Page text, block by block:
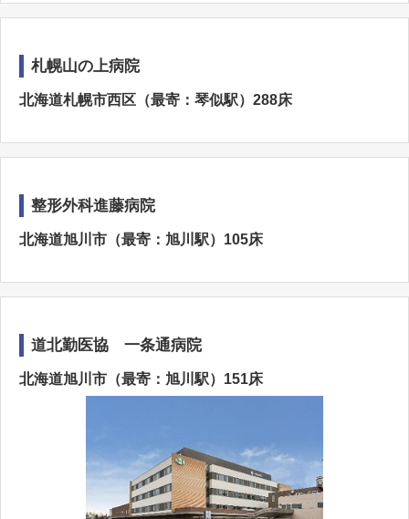
札幌山の上病院
北海道札幌市西区（最寄：琴似駅）288床
整形外科進藤病院
北海道旭川市（最寄：旭川駅）105床
道北勤医協 一条通病院
北海道旭川市（最寄：旭川駅）151床